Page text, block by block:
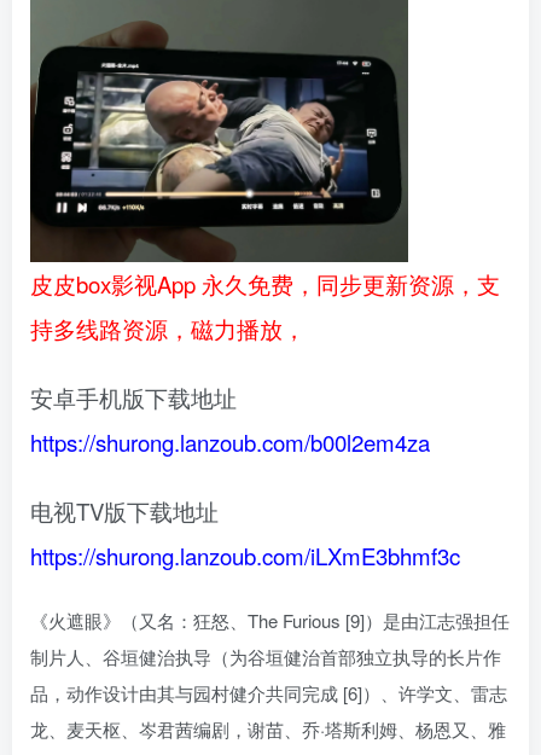
皮皮box影视App 永久免费，同步更新资源，支
持多线路资源，磁力播放，
安卓手机版下载地址
https://shurong.lanzoub.com/b00l2em4za
电视TV版下载地址
https://shurong.lanzoub.com/iLXmE3bhmf3c
《火遮眼》（又名：狂怒、The Furious [9]）是由江志强担任
制片人、谷垣健治执导（为谷垣健治首部独立执导的长片作
品，动作设计由其与园村健介共同完成 [6]）、许学文、雷志
龙、麦天枢、岑君茜编剧，谢苗、乔·塔斯利姆、杨恩又、雅